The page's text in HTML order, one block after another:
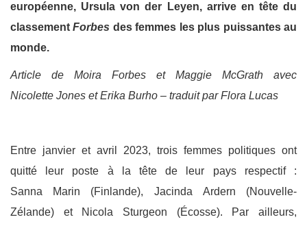
européenne, Ursula von der Leyen, arrive en tête du
classementForbes des femmes les plus puissantes au
monde.
Article de Moira Forbes et Maggie McGrath avec
Nicolette Jones et Erika Burho – traduit par Flora Lucas
Entre janvier et avril 2023, trois femmes politiques ont
quitté leur poste à la tête de leur pays respectif :
Sanna Marin (Finlande), Jacinda Ardern (Nouvelle-
Zélande) et Nicola Sturgeon (Écosse). Par ailleurs,